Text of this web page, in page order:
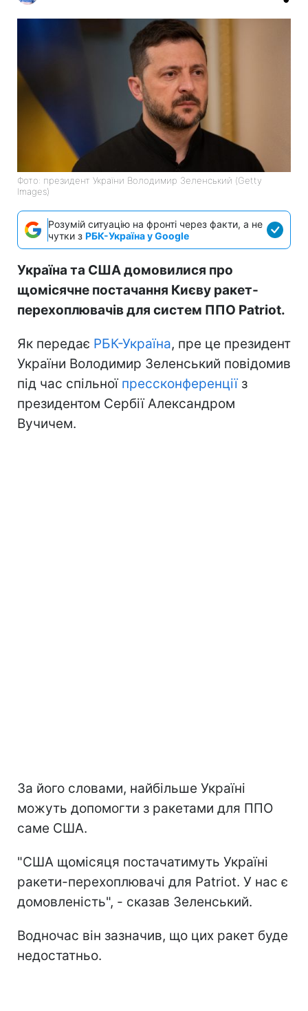
Фото: президент України Володимир Зеленський (Getty
Images)
Розумій ситуацію на фронті через факти, а не
чутки з РБК-Україна у Google
Україна та США домовилися про
щомісячне постачання Києву ракет-
перехоплювачів для систем ППО Patriot.
Як передає РБК-Україна, пре це президент
України Володимир Зеленський повідомив
під час спільної прессконференціїз
президентом Сербії Александром
Вучичем.
За його словами, найбільше Україні
можуть допомогти з ракетами для ППО
саме США.
"США щомісяця постачатимуть Україні
ракети-перехоплювачі для Patriot. У нас є
домовленість", - сказав Зеленський.
Водночас він зазначив, що цих ракет буде
недостатньо.